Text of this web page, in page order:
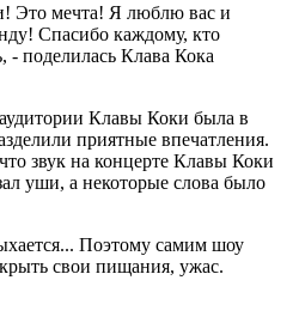
Это мечта! Я люблю вас и
Спасибо каждому, кто
- поделилась Клава Кока
Клавы Коки была в
приятные впечатления.
звук на концерте Клавы Коки
уши, а некоторые слова было
Поэтому самим шоу
свои пищания, ужас.